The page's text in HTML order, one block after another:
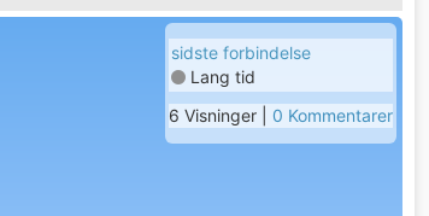
sidste forbindelse
Lang tid
6 Visninger | 0 Kommentarer